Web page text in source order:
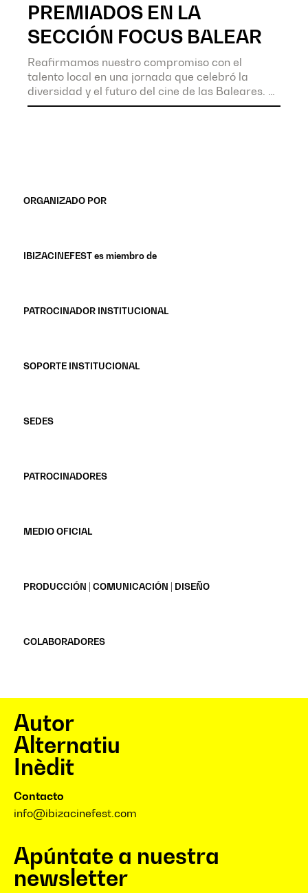
PREMIADOS EN LA
SECCIÓN FOCUS BALEAR
Reafirmamos nuestro compromiso con el
talento local en una jornada que celebró la
diversidad y el futuro del cine de las Baleares.
ORGANIZADO POR
IBIZACINEFEST es miembro de
PATROCINADOR INSTITUCIONAL
SOPORTE INSTITUCIONAL
SEDES
PATROCINADORES
MEDIO OFICIAL
PRODUCCIÓN | COMUNICACIÓN | DISEÑO
COLABORADORES
Autor
Alternatiu
Inèdit
Contacto
info@ibizacinefest.com
Apúntate a nuestra
newsletter